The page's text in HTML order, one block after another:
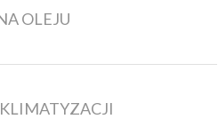
OLEJU